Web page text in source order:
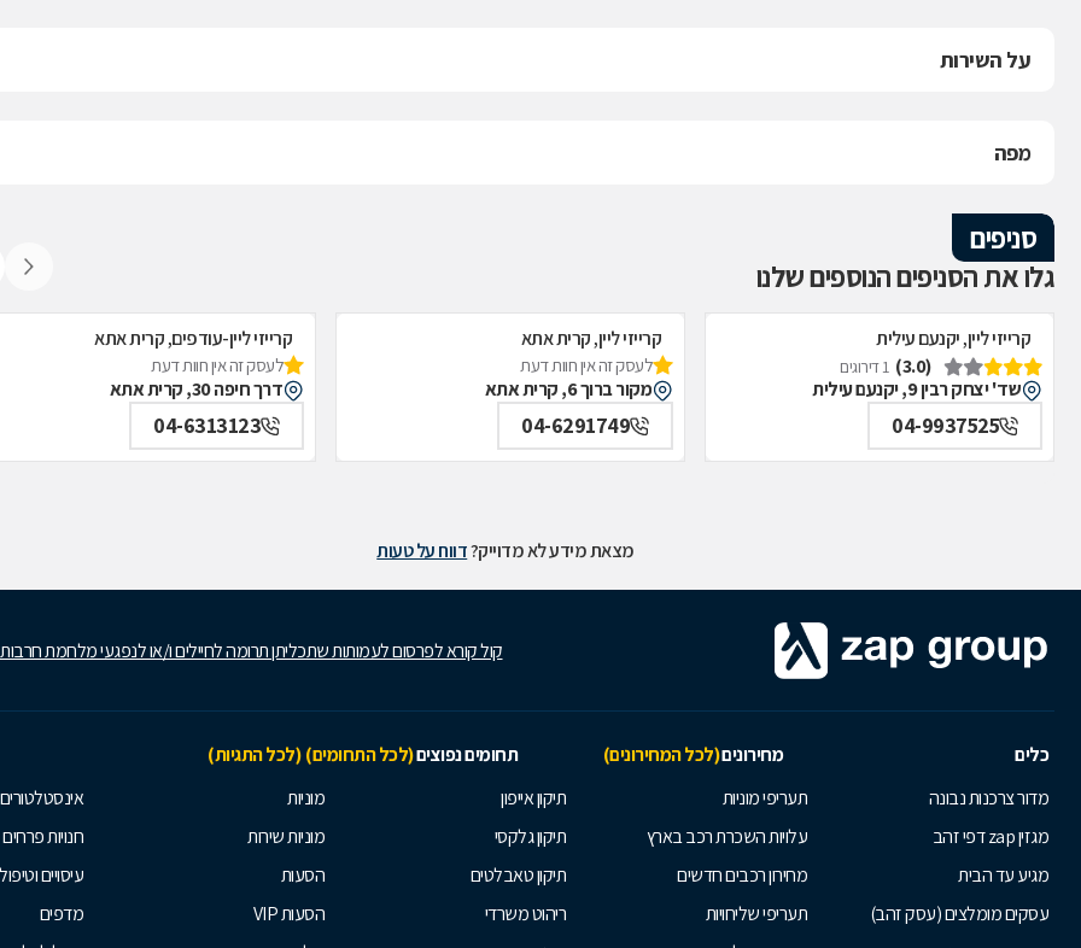
על השירות
מפה
סניפים
גלו את הסניפים הנוספים שלנו
קרייזי ליין, יקנעם עילית
(3.0)
1 דירוגים
שד' יצחק רבין 9, יקנעם עילית
04-9937525
קרייזי ליין, קרית אתא
לעסק זה אין חוות דעת
מקור ברוך 6, קרית אתא
04-6291749
קרייזי ליין-עודפים, קרית אתא
לעסק זה אין חוות דעת
דרך חיפה 30, קרית אתא
04-6313123
מצאת מידע לא מדוייק?דווח על טעות
קול קורא לפרסום לעמותות שתכליתן תרומה לחיילים ו/או לנפגעי מלחמת
כלים מחירונים(לכל המחירונים) תחומים נפוצים(לכל התחומים) (לכל התגיות)
מדור צרכנות נבונה
מגזין zap דפי זהב
מגיע עד הבית
עסקים מומלצים (עסק זהב)
תעריפי מוניות
עלויות השכרת רכב בארץ
מחירון רכבים חדשים
תעריפי שליחויות
תיקון אייפון
תיקון גלקסי
תיקון טאבלטים
ריהוט משרדי
מוניות
מוניות שירות
הסעות
הסעות VIP
אינסטלטורים
חנויות פרחים
עיסויים
מדפים